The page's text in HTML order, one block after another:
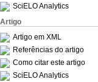
SciELO Analytics
Artigo
Artigo em XML
Referências do artigo
Como citar este artigo
SciELO Analytics